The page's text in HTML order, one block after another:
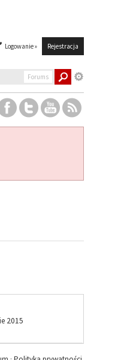
Logowanie » Rejestracja
Forums
2015